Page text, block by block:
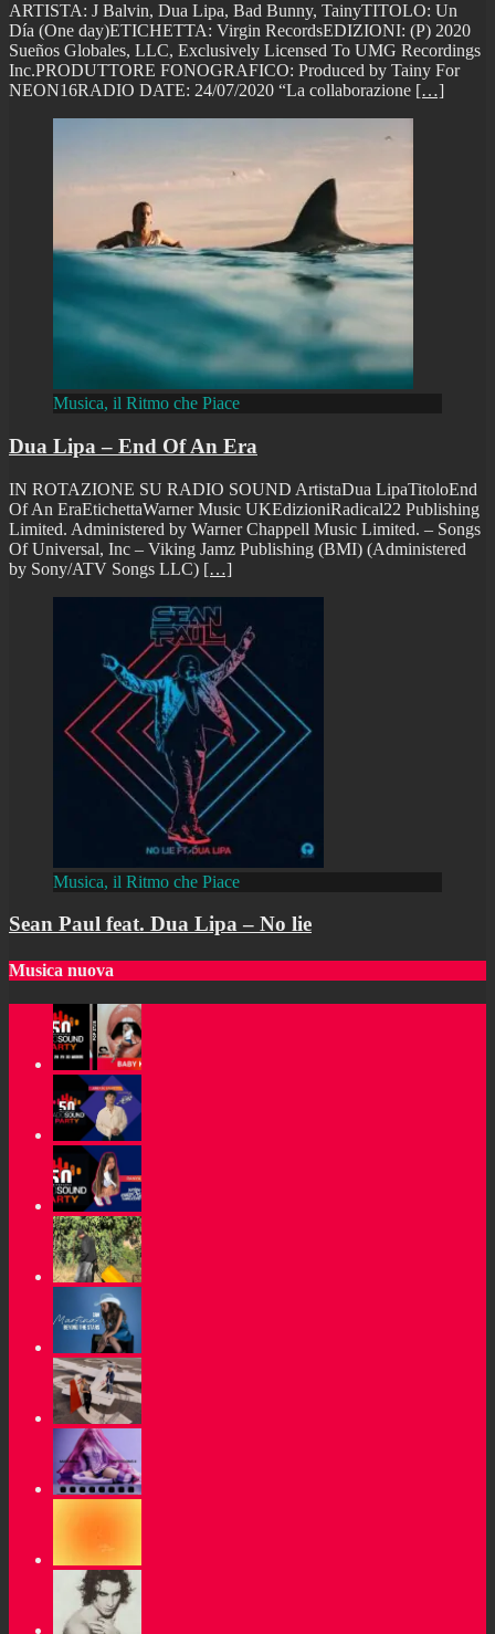
ARTISTA: J Balvin, Dua Lipa, Bad Bunny, TainyTITOLO: Un
Día (One day)ETICHETTA: Virgin RecordsEDIZIONI: (P) 2020
Sueños Globales, LLC, Exclusively Licensed To UMG Recordings
Inc.PRODUTTORE FONOGRAFICO: Produced by Tainy For
NEON16RADIO DATE: 24/07/2020 “La collaborazione […]
Musica, il Ritmo che Piace
Dua Lipa – End Of An Era
IN ROTAZIONE SU RADIO SOUND ArtistaDua LipaTitoloEnd
Of An EraEtichettaWarner Music UKEdizioniRadical22 Publishing
Limited. Administered by Warner Chappell Music Limited. – Songs
Of Universal, Inc – Viking Jamz Publishing (BMI) (Administered
by Sony/ATV Songs LLC) […]
Musica, il Ritmo che Piace
Sean Paul feat. Dua Lipa – No lie
Musica nuova